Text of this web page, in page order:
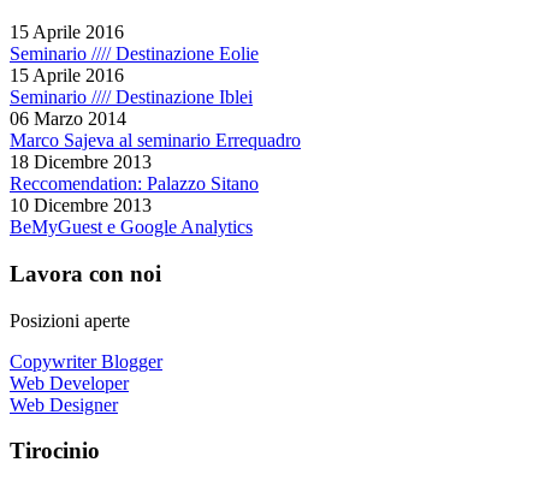
15 Aprile 2016
Seminario //// Destinazione Eolie
15 Aprile 2016
Seminario //// Destinazione Iblei
06 Marzo 2014
Marco Sajeva al seminario Errequadro
18 Dicembre 2013
Reccomendation: Palazzo Sitano
10 Dicembre 2013
BeMyGuest e Google Analytics
Lavora con noi
Posizioni aperte
Copywriter Blogger
Web Developer
Web Designer
Tirocinio